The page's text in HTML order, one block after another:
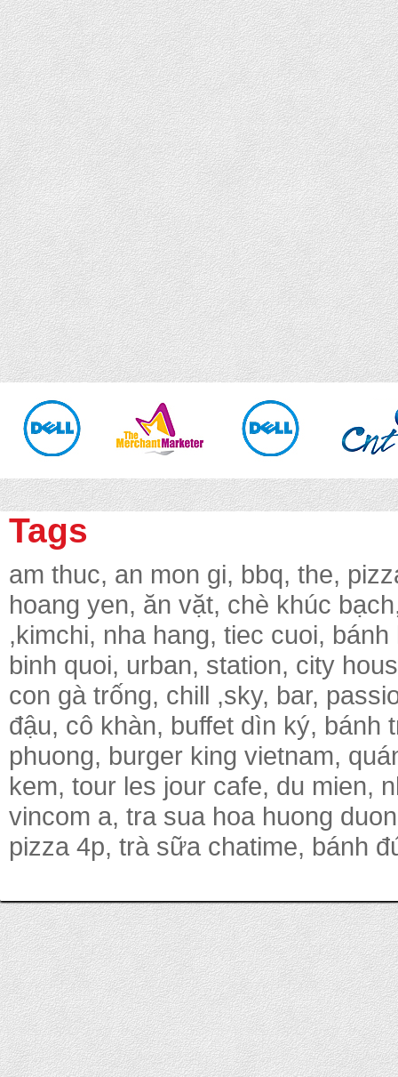
Tags
am thuc, an mon gi, bbq, the,
hoang yen, ăn vặt, chè khúc
,kimchi, nha hang, tiec cuoi,
binh quoi, urban, station, city
con gà trống, chill ,sky, bar,
đậu, cô khàn, buffet dìn ký, bánh
phuong, burger king vietnam,
kem, tour les jour cafe, du mien,
vincom a, tra sua hoa huong
pizza 4p, trà sữa chatime, bánh